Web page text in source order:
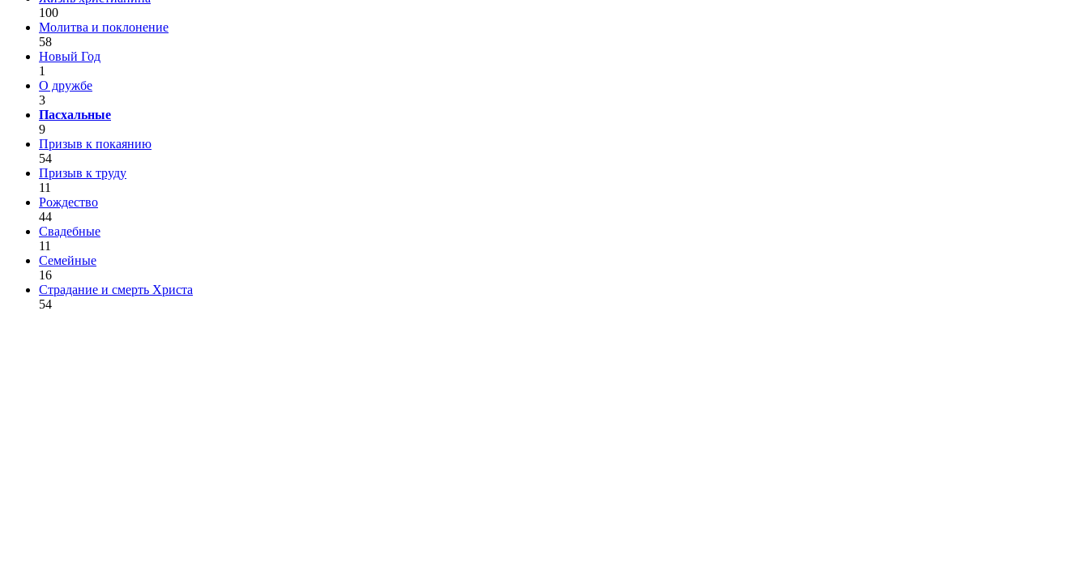
100
Молитва и поклонение
58
Новый Год
1
О дружбе
3
Пасхальные
9
Призыв к покаянию
54
Призыв к труду
11
Рождество
44
Свадебные
11
Семейные
16
Страдание и смерть Христа
54